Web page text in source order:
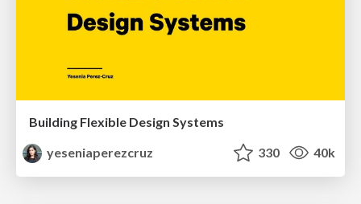
Building Flexible Design Systems
yeseniaperezcruz
330 40k